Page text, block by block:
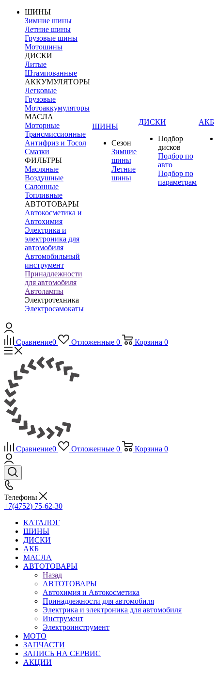
ШИНЫ
Зимние шины
Летние шины
Грузовые шины
Мотошины
ДИСКИ
Литые
Штампованные
АККУМУЛЯТОРЫ
Легковые
Грузовые
Мотоаккумуляторы
МАСЛА
Моторные
Трансмиссионные
Антифриз и Тосол
Смазки
ФИЛЬТРЫ
Масляные
Воздушные
Салонные
Топливные
АВТОТОВАРЫ
Автокосметика и
Автохимия
Электрика и
электроника для
автомобиля
Автомобильный
инструмент
Принадлежности
для автомобиля
Автолампы
Электротехника
Электросамокаты
ШИНЫ
Сезон
Зимние
шины
Летние
шины
ДИСКИ
Подбор
дисков
Подбор по
авто
Подбор по
параметрам
АКБ
Сравнение0 Отложенные 0 Корзина 0
Сравнение0 Отложенные 0 Корзина 0
Телефоны
+7(4752) 75-62-30
КАТАЛОГ
ШИНЫ
ДИСКИ
АКБ
МАСЛА
АВТОТОВАРЫ
Назад
АВТОТОВАРЫ
Автохимия и Автокосметика
Принадлежности для автомобиля
Электрика и электроника для автомобиля
Инструмент
Электроинструмент
МОТО
ЗАПЧАСТИ
ЗАПИСЬ НА СЕРВИС
АКЦИИ